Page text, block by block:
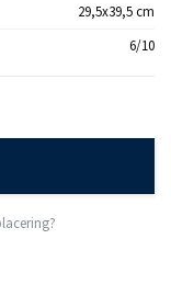
29,5x39,5 cm
6/10